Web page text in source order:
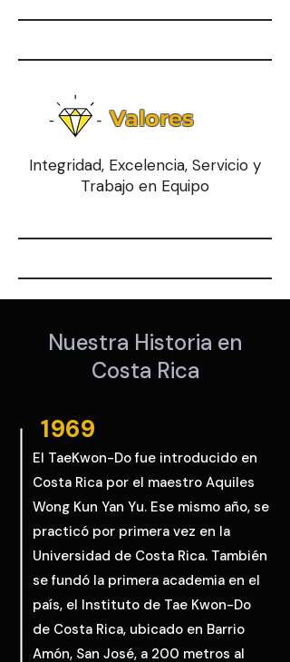
Valores
Integridad, Excelencia, Servicio y
Trabajo en Equipo
Nuestra Historia en
Costa Rica
1969
El TaeKwon-Do fue introducido en
Costa Rica por el maestro Aquiles
Wong Kun Yan Yu. Ese mismo año, se
practicó por primera vez en la
Universidad de Costa Rica. También
se fundó la primera academia en el
país, el Instituto de Tae Kwon-Do
de Costa Rica, ubicado en Barrio
Amón, San José, a 200 metros al